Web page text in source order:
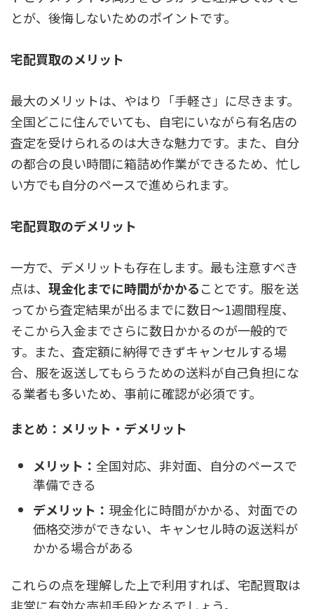
とが、後悔しないためのポイントです。
宅配買取のメリット
最大のメリットは、やはり 「手軽さ」 に尽きます。
全国どこに住んでいても、自宅にいながら有名店の
査定を受けられるのは大きな魅力です。また、自分
の都合の良い時間に箱詰め作業ができるため、忙し
い方でも自分のペースで進められます。
宅配買取のデメリット
一方で、デメリットも存在します。最も注意すべき
点は、 現金化までに時間がかかることです。服を送
ってから査定結果が出るまでに数日～1週間程度、
そこから入金までさらに数日かかるのが一般的で
す。また、査定額に納得できずキャンセルする場
合、 服を返送してもらうための送料が自己負担にな
る業者も多いため、事前に確認が必須です。
まとめ：メリット・デメリット
メリット： 全国対応、非対面、自分のペースで
準備できる
デメリット： 現金化に時間がかかる、対面での
価格交渉ができない、キャンセル時の返送料が
かかる場合がある
これらの点を理解した上で利用すれば、宅配買取は